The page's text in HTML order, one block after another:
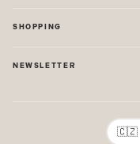
Mapa stránek
Prodejna: Uherské Hradiště
Ochrana osobních údajů
SHOPPING
GEL LAKY
NEWSLETTER